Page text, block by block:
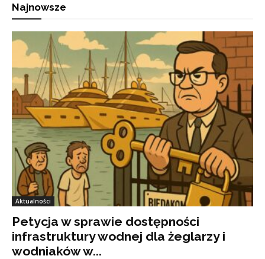
Najnowsze
Aktualności
Petycja w sprawie dostępności
infrastruktury wodnej dla żeglarzy i
wodniaków w...